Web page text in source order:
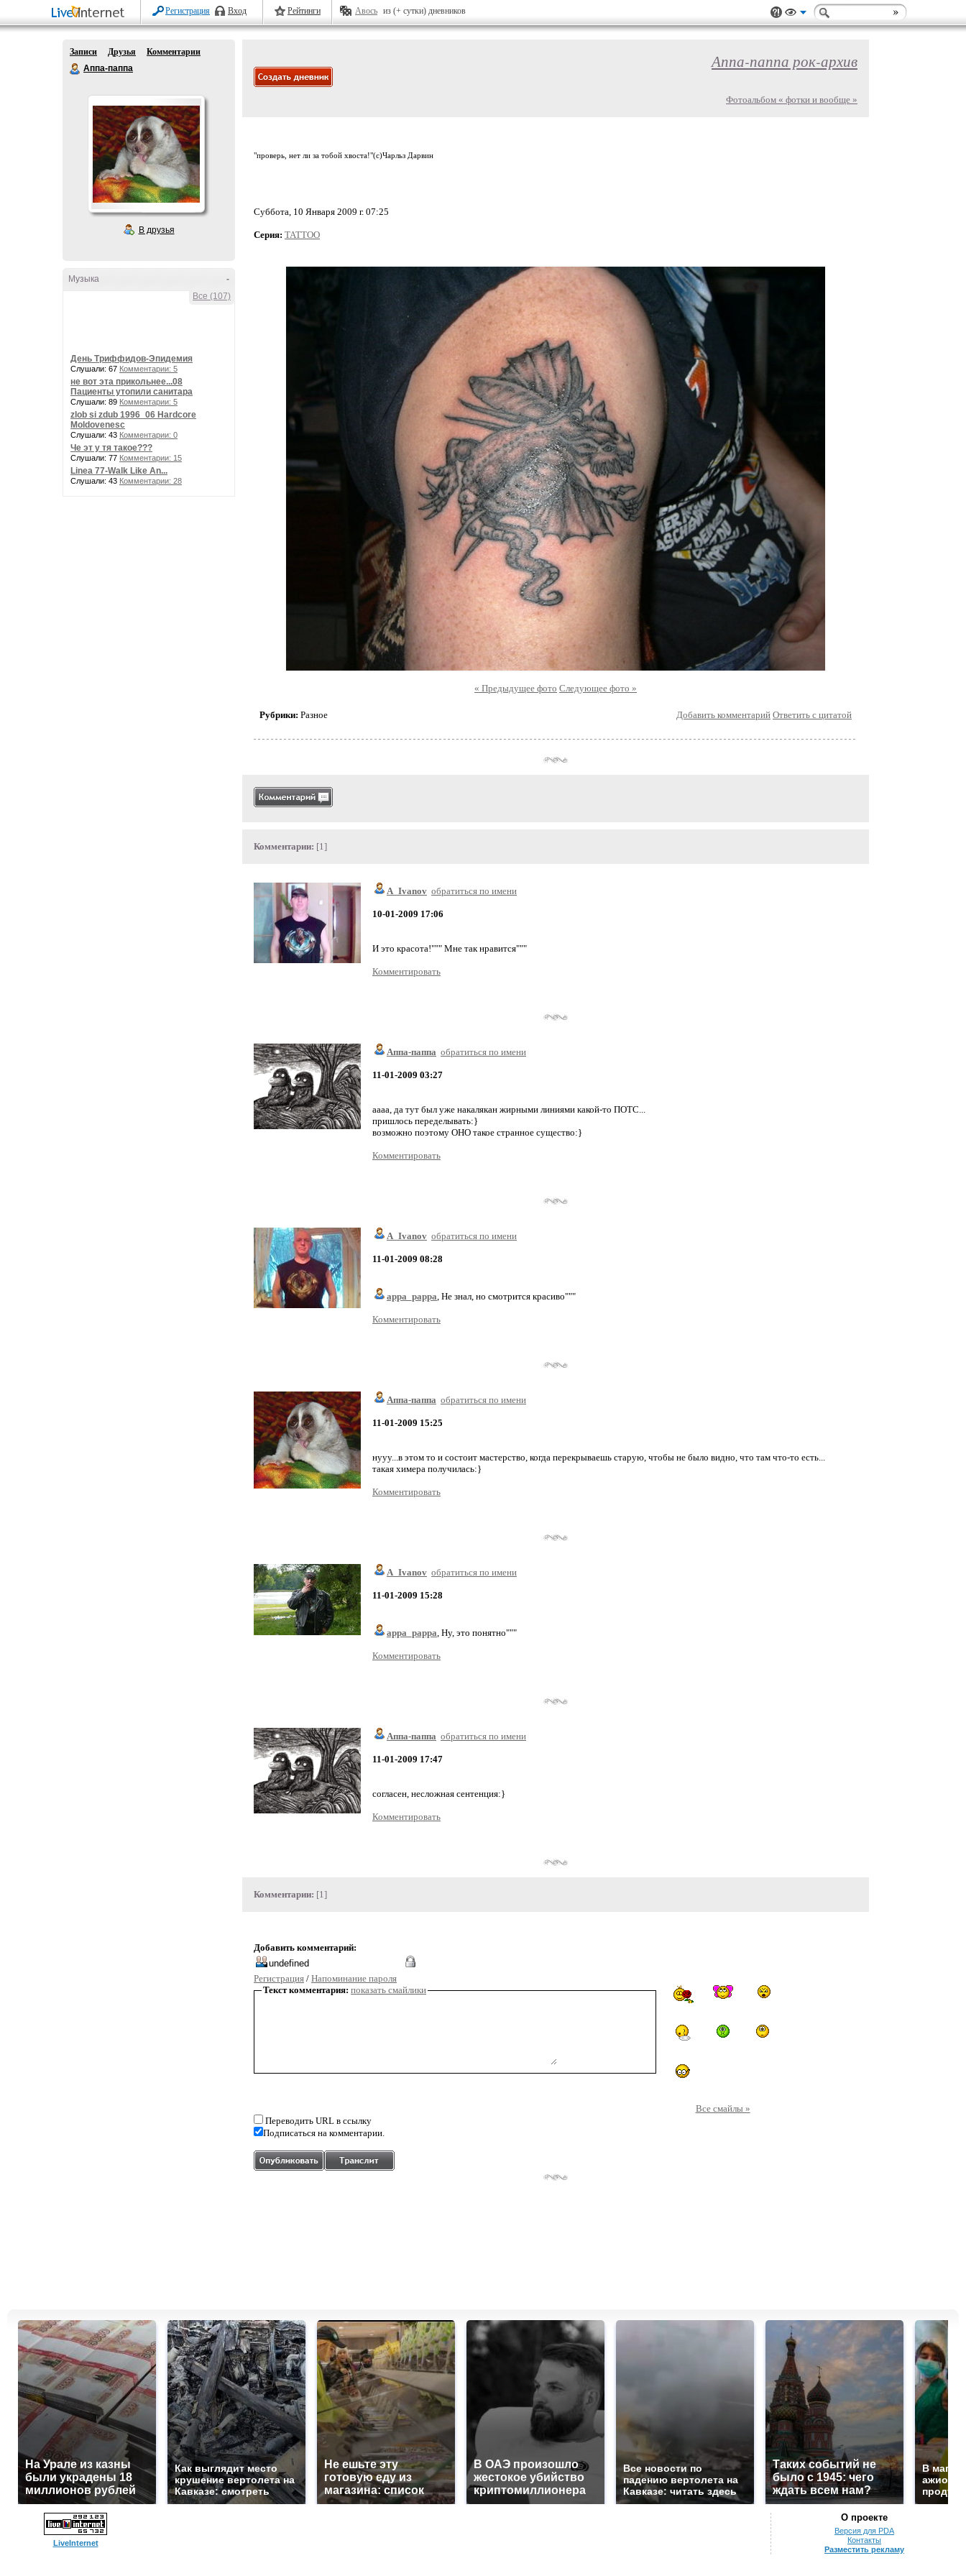
Регистрация Вход Рейтинги Авось из (+ сутки) дневников
Записи Друзья
Комментарии
Аппа-паппа
В друзья
-
Музыка
Все (107)
День Триффидов-Эпидемия
Слушали: 67 Комментарии: 5
не вот эта прикольнее...08
Пациенты утопили санитара
Слушали: 89 Комментарии: 5
zlob si zdub 1996_06 Hardcore
Moldovenesc
Слушали: 43 Комментарии: 0
Че эт у тя такое???
Слушали: 77 Комментарии: 15
Linea 77-Walk Like An...
Слушали: 43 Комментарии: 28
Аппа-паппа рок-архив
Фотоальбом « фотки и вообще »
"проверь, нет ли за тобой хвоста!"(с)Чарльз Дарвин
Суббота, 10 Января 2009 г. 07:25
Серия: TATTOO
« Предыдущее фото Следующее фото »
Рубрики: Разное Добавить комментарий Ответить с цитатой
Комментарии: [1]
A_Ivanov обратиться по имени
10-01-2009 17:06
И это красота!""" Мне так нравится"""
Комментировать
Аппа-паппа обратиться по имени
11-01-2009 03:27
аааа, да тут был уже накалякан жирными линиями какой-то ПОТС...
пришлось переделывать:}
возможно поэтому ОНО такое странное существо:}
Комментировать
A_Ivanov обратиться по имени
11-01-2009 08:28
appa_pappa, Не знал, но смотрится красиво"""
Комментировать
Аппа-паппа обратиться по имени
11-01-2009 15:25
нууу...в этом то и состоит мастерство, когда перекрываешь старую, чтобы не было видно, что там что-то есть...
такая химера получилась:}
Комментировать
A_Ivanov обратиться по имени
11-01-2009 15:28
appa_pappa, Ну, это понятно"""
Комментировать
Аппа-паппа обратиться по имени
11-01-2009 17:47
согласен, несложная сентенция:}
Комментировать
Комментарии: [1]
Добавить комментарий:
Регистрация / Напоминание пароля
Текст комментария: показать смайлики
Все смайлы »
Переводить URL в ссылку
Подписаться на комментарии.
На Урале из казны
были украдены 18
миллионов рублей
Как выглядит место
крушение вертолета на
Кавказе: смотреть
Не ешьте эту
готовую еду из
магазина: список
В ОАЭ произошло
жестокое убийство
криптомиллионера
Все новости по
падению вертолета на
Кавказе: читать здесь
Таких событий не
было с 1945: чего
ждать всем нам?
В
ажиотаж
LiveInternet
О проекте
Версия для PDA
Контакты
Разместить рекламу